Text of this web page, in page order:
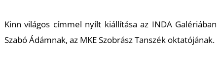
Kinn világos címmel nyílt kiállítása az INDA Galériában
Szabó Ádámnak, az MKE Szobrász Tanszék oktatójának.